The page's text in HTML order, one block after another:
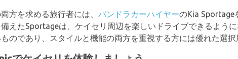
方を求める旅行者には、 パンドラカーハイヤーのKia Sportage
えたSportageは、ケイセリ周辺を楽しいドライブできるよう
のであり、スタイルと機能の両方を重視する方には優れた選択